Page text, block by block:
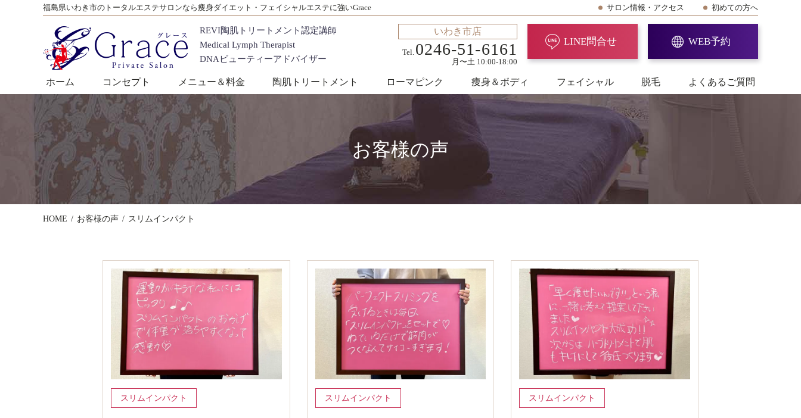
福島県いわき市のトータルエステサロンなら痩身ダイエット・フェイシャルエステに強いGrace サロン情報・アクセス 初めての方へ
REVI陶肌トリートメント認定講師
Medical Lymph Therapist
DNAビューティーアドバイザー
いわき市店
Tel. 0246-51-6161
月〜土 10:00-18:00
LINE問合せ WEB予約
ホーム コンセプト メニュー＆料金 陶肌トリートメント ローマピンク 痩身＆ボディ フェイシャル 脱毛 よくあるご質問
お客様の声
HOME お客様の声 スリムインパクト
スリムインパクト スリムインパクト スリムインパクト